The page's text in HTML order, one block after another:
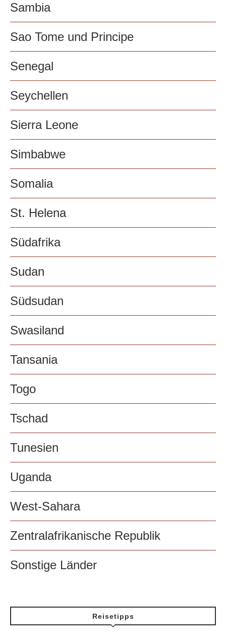
Sambia
Sao Tome und Principe
Senegal
Seychellen
Sierra Leone
Simbabwe
Somalia
St. Helena
Südafrika
Sudan
Südsudan
Swasiland
Tansania
Togo
Tschad
Tunesien
Uganda
West-Sahara
Zentralafrikanische Republik
Sonstige Länder
Reisetipps